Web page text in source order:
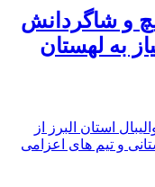
و شاگردانش
به لهستان